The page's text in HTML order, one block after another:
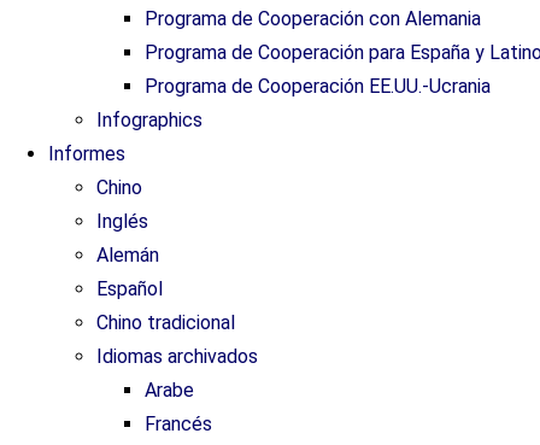
Programa de Cooperación con Alemania
Programa de Cooperación para España y
Programa de Cooperación EE.UU.-Ucrania
Infographics
Informes
Chino
Inglés
Alemán
Español
Chino tradicional
Idiomas archivados
Arabe
Francés